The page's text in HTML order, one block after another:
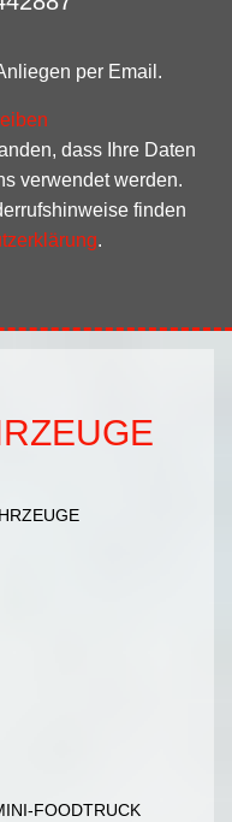
per Email.
dass Ihre Daten
verwendet werden.
finden
.
FOODTRUCK